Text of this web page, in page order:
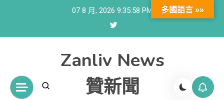
07 8 月, 2026 9:35:59 PM
Zanliv News
贊新聞
多國語言 »»